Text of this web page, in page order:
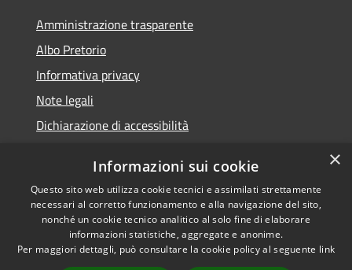
Amministrazione trasparente
Albo Pretorio
Informativa privacy
Note legali
Dichiarazione di accessibilità
RSS
Accessibilità
Privacy
Cookie
Comune convenzionato
Astigov
Progetto|Convenzione|
×
Informazioni sui cookie
Questo sito web utilizza cookie tecnici e assimilati strettamente
necessari al corretto funzionamento e alla navigazione del sito,
nonché un cookie tecnico analitico al solo fine di elaborare
informazioni statistiche, aggregate e anonime.
Per maggiori dettagli, può consultare la cookie policy al seguente link